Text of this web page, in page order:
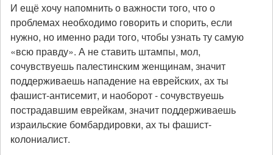
И ещё хочу напомнить о важности того, что о
проблемах необходимо говорить и спорить, если
нужно, но именно ради того, чтобы узнать ту самую
«всю правду». А не ставить штампы, мол,
сочувствуешь палестинским женщинам, значит
поддерживаешь нападение на еврейских, ах ты
фашист-антисемит, и наоборот - сочувствуешь
пострадавшим еврейкам, значит поддерживаешь
израильские бомбардировки, ах ты фашист-
колониалист.